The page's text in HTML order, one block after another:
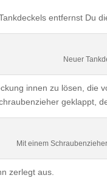
entfernst Du
Neuer
innen zu lösen, die
geklappt,
Mit einem
zerlegt aus.